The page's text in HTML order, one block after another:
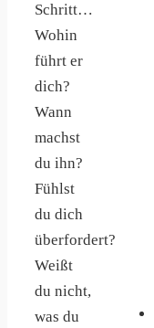
Schritt…
Wohin
führt er
dich?
Wann
machst
du ihn?
Fühlst
du dich
überfordert?
Weißt
du nicht,
was du